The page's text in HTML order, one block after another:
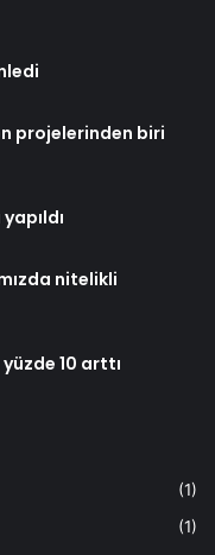
projelerinden biri
nitelikli
10 arttı
(1)
(1)